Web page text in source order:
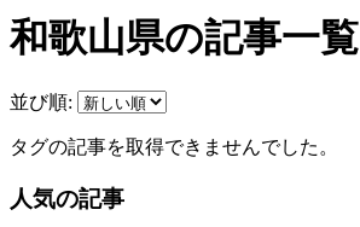
和歌山県の記事一覧
並び順:
タグの記事を取得できませんでした。
人気の記事